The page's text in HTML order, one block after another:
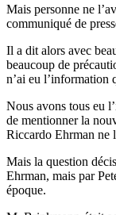
Mais personne ne
communiqué de
Il a dit alors avec
beaucoup de
n’ai eu l’information
Nous avons tous eu
de mentionner la
Riccardo Ehrman ne
Mais la question
Ehrman, mais par
époque.